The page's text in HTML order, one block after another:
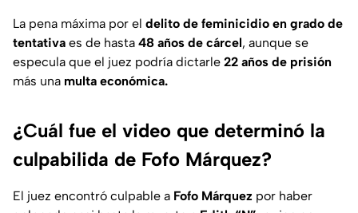
La pena máxima por el delito de feminicidio en grado de
tentativa es de hasta 48 años de cárcel, aunque se
especula que el juez podría dictarle 22 años de prisión
más una multa económica.
¿Cuál fue el video que determinó la
culpabilida de Fofo Márquez?
El juez encontró culpable a Fofo Márquez por haber